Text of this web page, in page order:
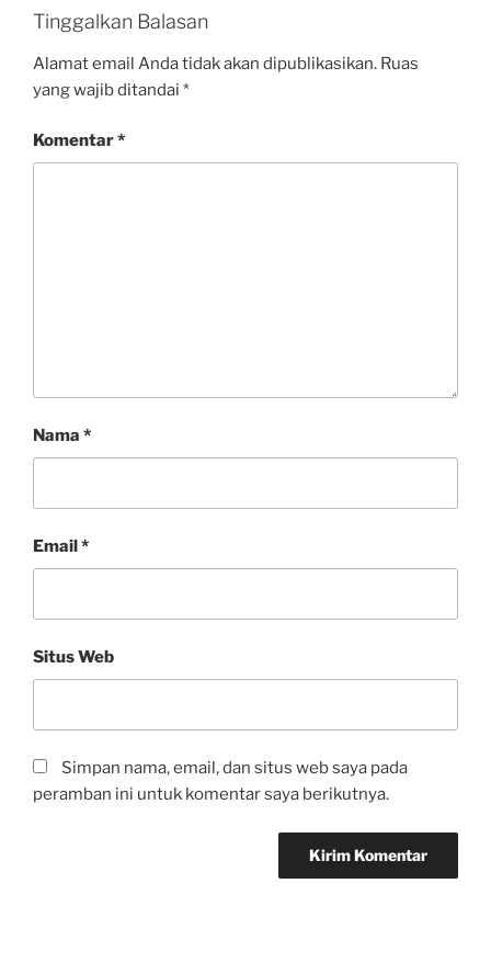
Tinggalkan Balasan
Alamat email Anda tidak akan dipublikasikan. Ruas
yang wajib ditandai *
Komentar*
Nama *
Email*
Situs Web
Simpan nama, email, dan situs web saya pada
peramban ini untuk komentar saya berikutnya.